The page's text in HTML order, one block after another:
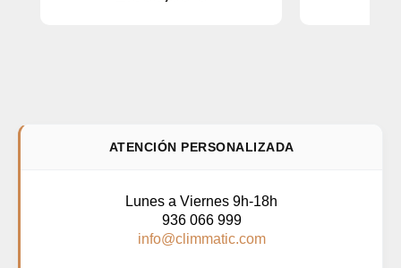
ATENCIÓN PERSONALIZADA
Lunes a Viernes 9h-18h
936 066 999
info@climmatic.com